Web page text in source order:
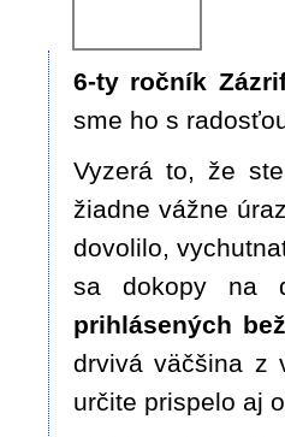
6-ty ročník
sme ho s
Vyzerá to, že
žiadne vážne
dovolilo,
sa dokopy na
prihlásených
drvivá väčšina z
určite prispelo aj